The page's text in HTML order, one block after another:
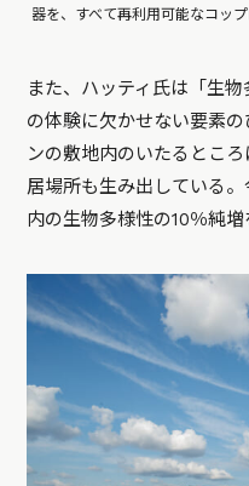
器を、すべて再利用可能なコップ
また、ハッティ氏は「生
の体験に欠かせない要素
ンの敷地内のいたるとこ
居場所も生み出している
内の生物多様性の10％純増